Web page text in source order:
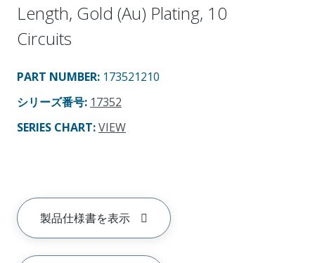
Length, Gold (Au) Plating, 10
Circuits
PART NUMBER: 173521210
シリーズ番号: 17352
SERIES CHART:VIEW
製品仕様書を表示